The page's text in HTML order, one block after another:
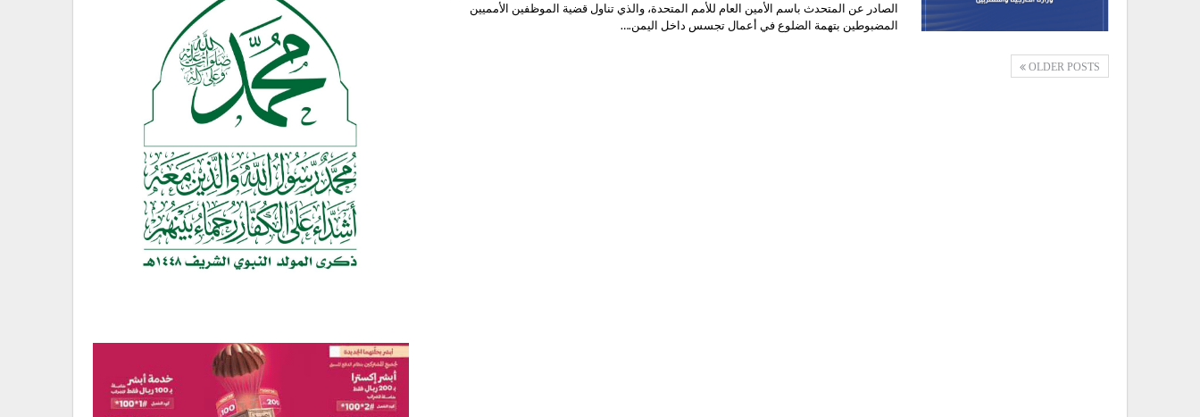
الصادر عن المتحدث باسم الأمين العام للأمم المتحدة، والذي تناول قضية الموظفين الأمميين
المضبوطين بتهمة الضلوع في أعمال تجسس داخل اليمن.…
OLDER POSTS